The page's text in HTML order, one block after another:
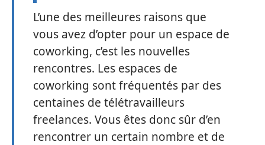
L’une des meilleures raisons que
vous avez d’opter pour un espace de
coworking, c’est les nouvelles
rencontres. Les espaces de
coworking sont fréquentés par des
centaines de télétravailleurs
freelances. Vous êtes donc sûr d’en
rencontrer un certain nombre et de